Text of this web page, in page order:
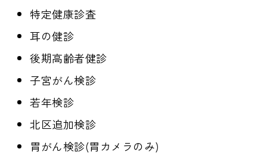
特定健康診査
耳の健診
後期高齢者健診
子宮がん検診
若年検診
北区追加検診
胃がん検診(胃カメラのみ)